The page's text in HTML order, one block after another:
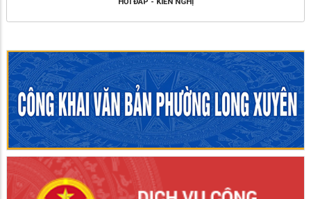
HỎI ĐÁP - KIẾN NGHỊ